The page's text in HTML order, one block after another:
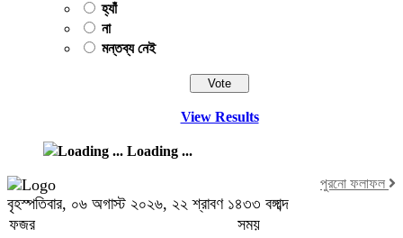
হ্যাঁ
না
মন্তব্য নেই
View Results
Loading ...
পুরনো ফলাফল
বৃহস্পতিবার, ০৬ অগাস্ট ২০২৬, ২২ শ্রাবণ ১৪৩৩ বঙ্গাব্দ
ফজর
সময়